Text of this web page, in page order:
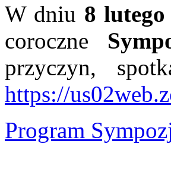
W dniu 8
coroczne
przyczyn,
https://
Program